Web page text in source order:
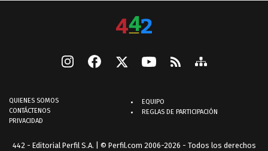
QUIENES SOMOS
CONTÁCTENOS
PRIVACIDAD
EQUIPO
REGLAS DE PARTICIPACIÓN
442 - Editorial Perfil S.A. | © Perfil.com 2006-2026 - Todos los derechos